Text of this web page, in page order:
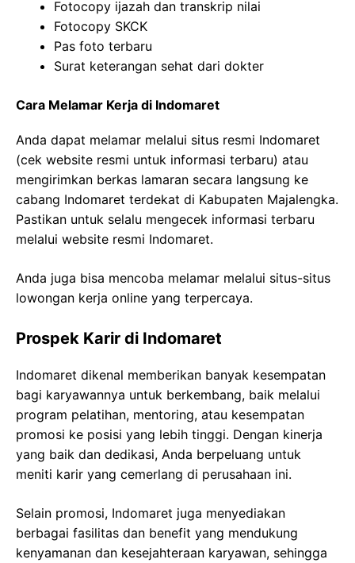
Fotocopy ijazah dan transkrip nilai
Fotocopy SKCK
Pas foto terbaru
Surat keterangan sehat dari dokter
Cara Melamar Kerja di Indomaret
Anda dapat melamar melalui situs resmi Indomaret
(cek website resmi untuk informasi terbaru) atau
mengirimkan berkas lamaran secara langsung ke
cabang Indomaret terdekat di Kabupaten Majalengka.
Pastikan untuk selalu mengecek informasi terbaru
melalui website resmi Indomaret.
Anda juga bisa mencoba melamar melalui situs-situs
lowongan kerja online yang terpercaya.
Prospek Karir di Indomaret
Indomaret dikenal memberikan banyak kesempatan
bagi karyawannya untuk berkembang, baik melalui
program pelatihan, mentoring, atau kesempatan
promosi ke posisi yang lebih tinggi. Dengan kinerja
yang baik dan dedikasi, Anda berpeluang untuk
meniti karir yang cemerlang di perusahaan ini.
Selain promosi, Indomaret juga menyediakan
berbagai fasilitas dan benefit yang mendukung
kenyamanan dan kesejahteraan karyawan, sehingga